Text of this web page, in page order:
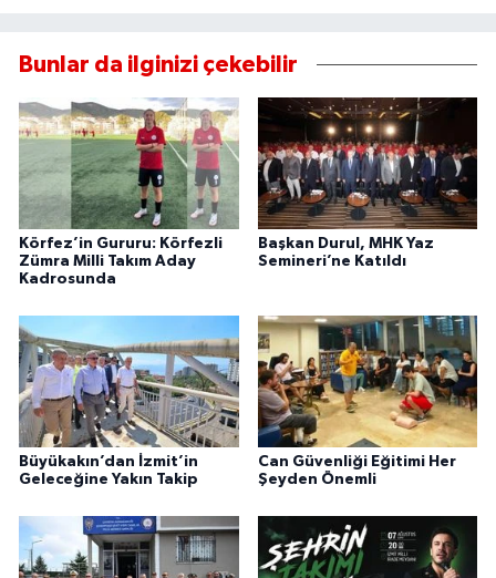
Bunlar da ilginizi çekebilir
Körfez’in Gururu: Körfezli
Zümra Milli Takım Aday
Kadrosunda
Başkan Durul, MHK Yaz
Semineri’ne Katıldı
Büyükakın’dan İzmit’in
Geleceğine Yakın Takip
Can Güvenliği Eğitimi Her
Şeyden Önemli